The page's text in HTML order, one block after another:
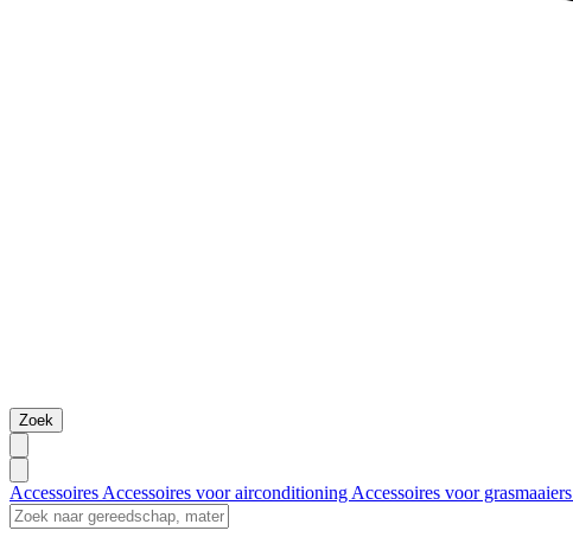
Zoek
Accessoires Accessoires voor airconditioning Accessoires voor grasmaaiers